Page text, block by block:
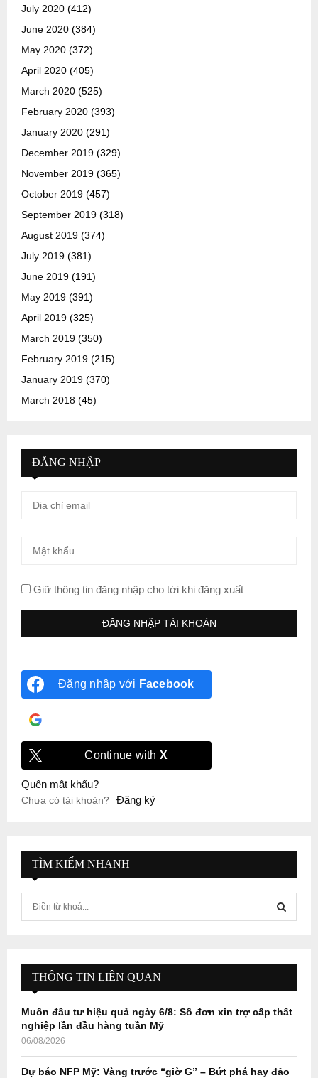
July 2020 (412)
June 2020 (384)
May 2020 (372)
April 2020 (405)
March 2020 (525)
February 2020 (393)
January 2020 (291)
December 2019 (329)
November 2019 (365)
October 2019 (457)
September 2019 (318)
August 2019 (374)
July 2019 (381)
June 2019 (191)
May 2019 (391)
April 2019 (325)
March 2019 (350)
February 2019 (215)
January 2019 (370)
March 2018 (45)
ĐĂNG NHẬP
Giữ thông tin đăng nhập cho tới khi đăng xuất
Đăng nhập với Facebook
Continue with X
Quên mật khẩu?
Chưa có tài khoản? Đăng ký
TÌM KIẾM NHANH
f
r
E
A
THÔNG TIN LIÊN QUAN
Muốn đầu tư hiệu quả ngày 6/8: Số đơn xin trợ cấp thất
nghiệp lần đầu hàng tuần Mỹ
06/08/2026
Dự báo NFP Mỹ: Vàng trước “giờ G” – Bứt phá hay đảo